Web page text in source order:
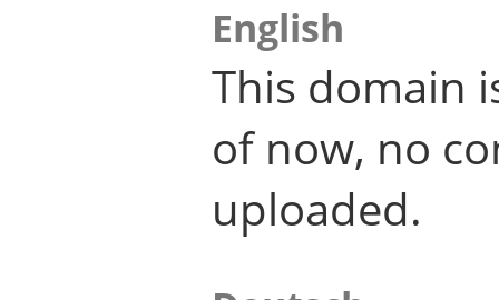
English
This domain
of now, no
uploaded.